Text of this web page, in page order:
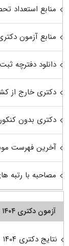
منابع استعداد
منابع آزمون
دانلود دفترچه
دکتری خارج از
دکتری بدون
آخرین فهرست
مصاحبه با رتبه
آزمون دکتری ۱۴۰۴
نتایج دکتری ۱۴۰۴